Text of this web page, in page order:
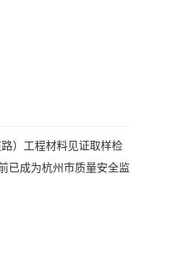
）工程材料见证取样检
已成为杭州市质量安全监